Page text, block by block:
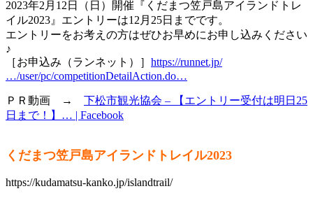
2023年2月12日（日）開催『くだまつ笠戸島アイランドトレ
イル2023』エントリーは12月25日までです。
エントリーをお考えの方はぜひお早めにお申し込みください
♪
［お申込み（ランネット）］ https://runnet.jp/
…/user/pc/competitionDetailAction.do…
ＰＲ動画 → 下松市観光協会 – 【エントリー受付は明日25
日まで！】… | Facebook
くだまつ笠戸島アイランドトレイル2023
https://kudamatsu-kanko.jp/islandtrail/